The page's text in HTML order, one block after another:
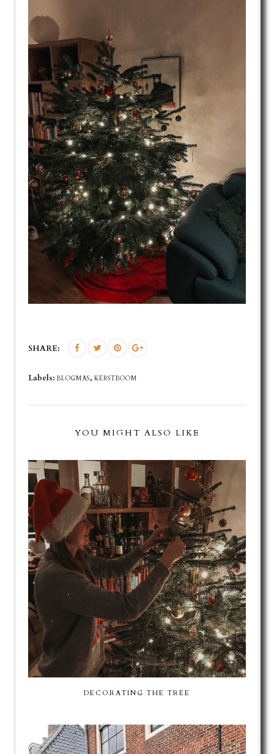
SHARE:
Labels:BLOGMAS,KERSTBOOM
YOU MIGHT ALSO LIKE
DECORATING THE TREE